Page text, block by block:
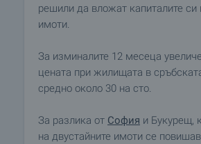
решили да вложат капиталите
имоти.
За изминалите 12 месеца
цената при жилищата в
средно около 30 на сто.
За разлика от София и Букурещ,
на двустайните имоти се